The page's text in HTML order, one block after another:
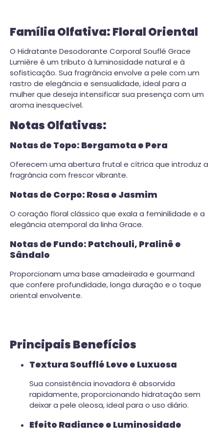
Família Olfativa: Floral Oriental
O Hidratante Desodorante Corporal Souflé Grace
Lumière é um tributo à luminosidade natural e à
sofisticação. Sua fragrância envolve a pele com um
rastro de elegância e sensualidade, ideal para a
mulher que deseja intensificar sua presença com um
aroma inesquecível.
Notas Olfativas:
Notas de Topo: Bergamota e Pera
Oferecem uma abertura frutal e cítrica que introduz a
fragrância com frescor vibrante.
Notas de Corpo: Rosa e Jasmim
O coração floral clássico que exala a feminilidade e a
elegância atemporal da linha Grace.
Notas de Fundo: Patchouli, Pralinê e
Sândalo
Proporcionam uma base amadeirada e gourmand
que confere profundidade, longa duração e o toque
oriental envolvente.
Principais Benefícios
Textura Soufflé Leve e Luxuosa
Sua consistência inovadora é absorvida
rapidamente, proporcionando hidratação sem
deixar a pele oleosa, ideal para o uso diário.
Efeito Radiance e Luminosidade